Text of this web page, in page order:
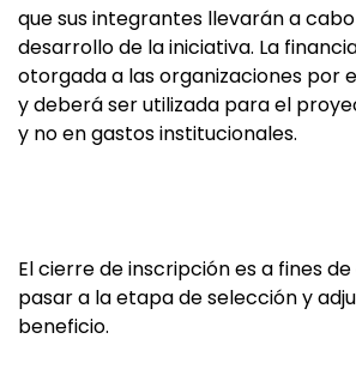
que sus integrantes llevarán a
desarrollo de la iniciativa. La
otorgada a las organizaciones por
y deberá ser utilizada para el
y no en gastos institucionales.
El cierre de inscripción es a fines
pasar a la etapa de selección y
beneficio.